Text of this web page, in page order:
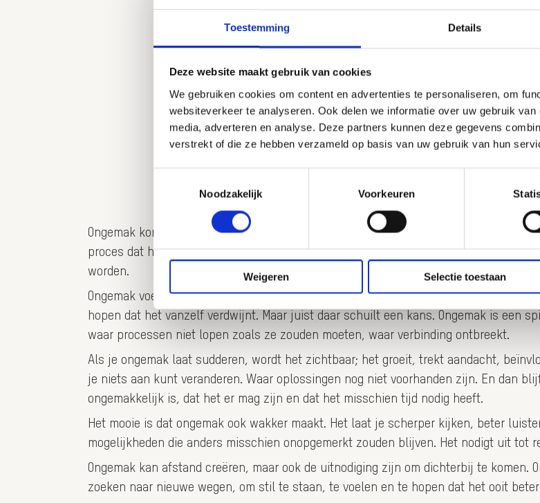
Toestemming Details
Deze website maakt gebruik van cookies
We gebruiken cookies om content en advertenties te personaliseren, om
websiteverkeer te analyseren. Ook delen we informatie over uw gebruik
media, adverteren en analyse. Deze partners kunnen deze gegevens
verstrekt of die ze hebben verzameld op basis van uw gebruik van hun
Noodzakelijk
Voorkeuren
Weigeren Selectie toestaan
Ongemak komt vaak voor binnen organisaties. Vaak stilletjes, niet luid of
proces dat hapert, een gevoel dat je niet precies kunt plaatsen. Het zit in de kleine
worden.
Ongemak voelt soms zwaar. Het vraagt aandacht, vraagt dat je er stil bij staat. Het
hopen dat het vanzelf verdwijnt. Maar juist daar schuilt een kans. Ongemak is een
waar processen niet lopen zoals ze zouden moeten, waar verbinding ontbreekt.
Als je ongemak laat sudderen, wordt het zichtbaar; het groeit, trekt aandacht,
je niets aan kunt veranderen. Waar oplossingen nog niet voorhanden zijn. En dan
ongemakkelijk is, dat het er mag zijn en dat het misschien tijd nodig heeft.
Het mooie is dat ongemak ook wakker maakt. Het laat je scherper kijken, beter
mogelijkheden die anders misschien onopgemerkt zouden blijven. Het nodigt uit tot
Ongemak kan afstand creëren, maar ook de uitnodiging zijn om dichterbij te komen.
zoeken naar nieuwe wegen, om stil te staan, te voelen en te hopen dat het ooit